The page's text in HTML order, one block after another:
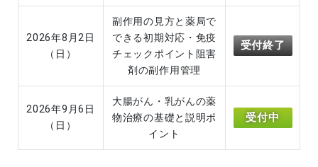
2026年8月2日
（日）
副作用の見方と薬局で
できる初期対応・免疫
チェックポイント阻害
剤の副作用管理
受付終了
2026年9月6日
（日）
大腸がん・乳がんの薬
物治療の基礎と説明ポ
イント
受付中